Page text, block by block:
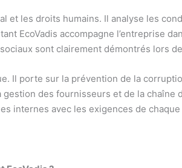
et les droits humains. Il analyse les
EcoVadis accompagne l’entreprise
sont clairement démontrés lors de
Il porte sur la prévention de la
des fournisseurs et de la chaîne
internes avec les exigences de